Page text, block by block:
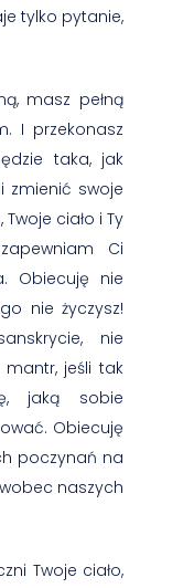
tylko pytanie,
masz pełną
I przekonasz
taka, jak
zmienić swoje
ciało i Ty
Ci
Obiecuję nie
nie życzysz!
nie
jeśli tak
jaką sobie
Obiecuję
poczynań na
naszych
Twoje ciało,